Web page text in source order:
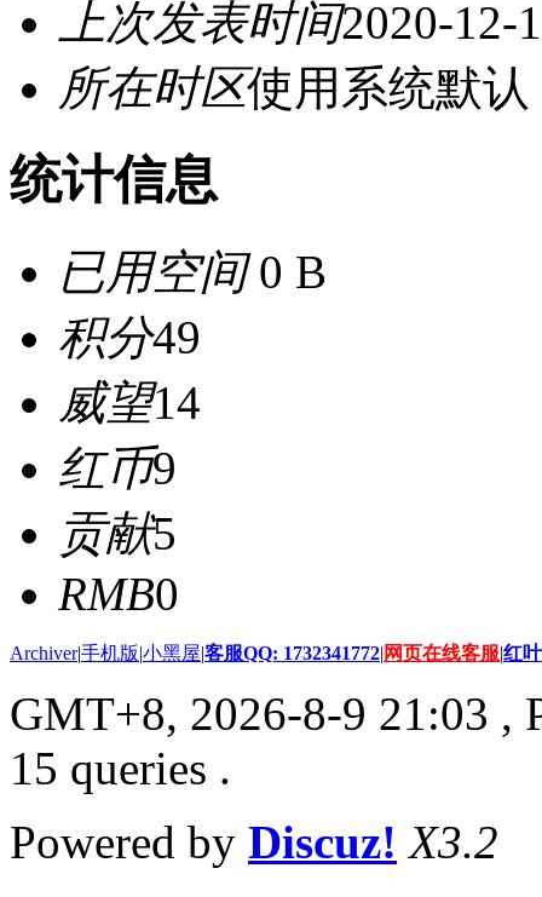
上次发表时间2020-12-
所在时区使用系统默认
统计信息
已用空间0 B
积分49
威望14
红币9
贡献5
RMB0
Archiver|手机版|小黑屋|客服QQ: 1732341772| 网页在线客服|红
GMT+8, 2026-8-9 21:03 ,
15 queries .
Powered by Discuz! X3.2